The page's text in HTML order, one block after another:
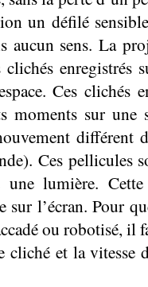
un défilé
aucun sens. La
enregistrés
Ces clichés
moments sur une
différent
Ces pellicules
lumière.
l’écran. Pour
ou robotisé,
cliché et la vitesse